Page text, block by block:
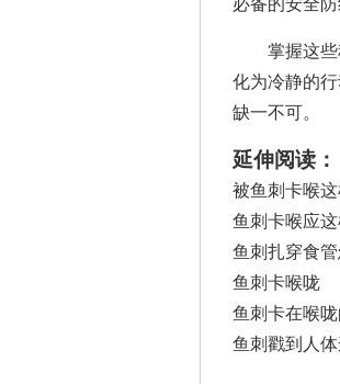
必备的安全防
掌握这些科
化为冷静的
缺一不可。
延伸阅读：
被鱼刺卡喉
鱼刺卡喉应
鱼刺扎穿食
鱼刺卡喉咙
鱼刺卡在喉
鱼刺戳到人